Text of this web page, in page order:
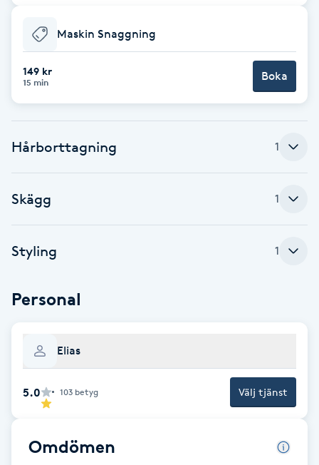
Celluliter
Color correction
Cryoterapi
Damklippning
Dermapen
Enzympeeling
Maskin Snaggning
149 kr
15 min Boka
Hårborttagning 1
Skägg 1
Styling 1
Personal
Elias
5.0 103 betyg Välj tjänst
Omdömen